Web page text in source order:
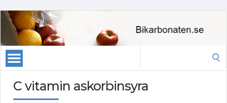
C vitamin askorbinsyra